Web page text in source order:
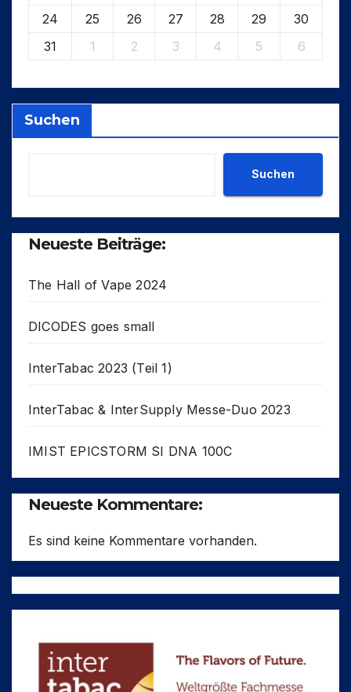
24
25 26 27 28 29
30
31
1 2 3 4 5 6
Suchen
Suchen
Neueste Beiträge:
The Hall of Vape 2024
DICODES goes small
InterTabac 2023 (Teil 1)
InterTabac & InterSupply Messe-Duo 2023
IMIST EPICSTORM SI DNA 100C
Neueste Kommentare:
Es sind keine Kommentare vorhanden.